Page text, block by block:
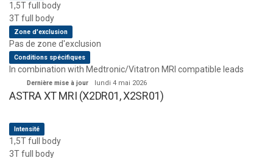
1,5T full body
3T full body
Zone d'exclusion
Pas de zone d'exclusion
Conditions spécifiques
In combination with Medtronic/Vitatron MRI compatible leads
Dernière mise à jour lundi 4 mai 2026
ASTRA XT MRI (X2DR01, X2SR01)
Intensité
1,5T full body
3T full body